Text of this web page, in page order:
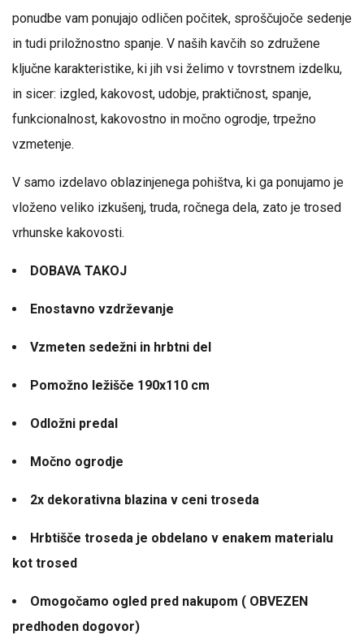
ponudbe vam ponujajo odličen počitek, sproščujoče sedenje
in tudi priložnostno spanje. V naših kavčih so združene
ključne karakteristike, ki jih vsi želimo v tovrstnem izdelku,
in sicer: izgled, kakovost, udobje, praktičnost, spanje,
funkcionalnost, kakovostno in močno ogrodje, trpežno
vzmetenje.
V samo izdelavo oblazinjenega pohištva, ki ga ponujamo je
vloženo veliko izkušenj, truda, ročnega dela, zato je trosed
vrhunske kakovosti.
DOBAVA TAKOJ
Enostavno vzdrževanje
Vzmeten sedežni in hrbtni del
Pomožno ležišče 190x110 cm
Odložni predal
Močno ogrodje
2x dekorativna blazina v ceni troseda
Hrbtišče troseda je obdelano v enakem materialu
kot trosed
Omogočamo ogled pred nakupom ( OBVEZEN
predhoden dogovor)